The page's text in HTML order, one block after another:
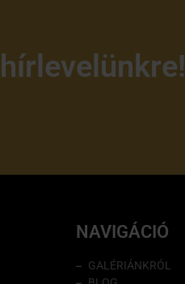
NAVIGÁCIÓ
GALÉRIÁNKRÓL